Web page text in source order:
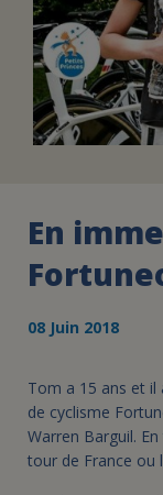
JE DEVIENS
BÉNÉVOLE
En
08 Juin 2018
Tom a 15 ans et il
de cyclisme
Warren Barguil.
tour de France ou